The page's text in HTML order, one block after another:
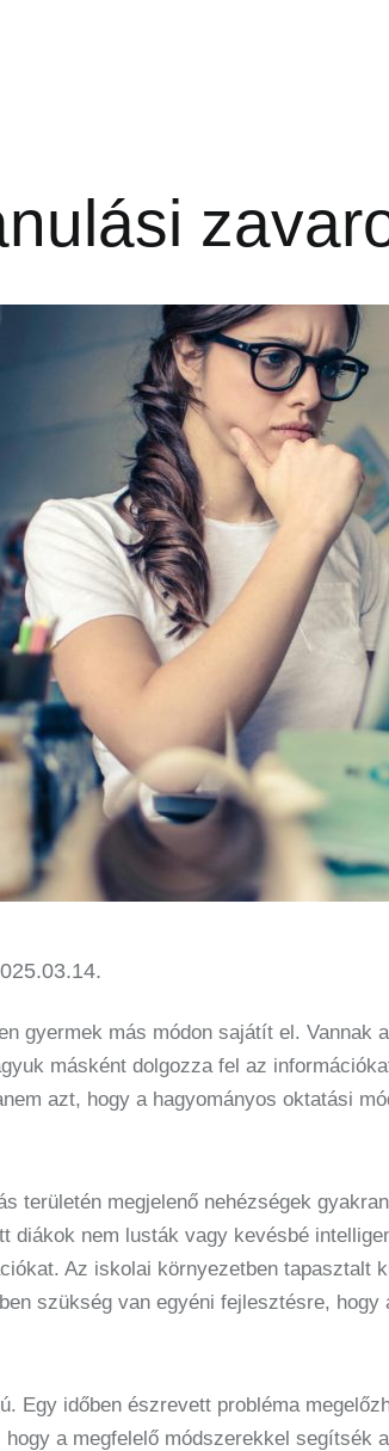
gyermek más módon sajátít el. Vannak
másként dolgozza fel az
azt, hogy a hagyományos oktatási
területén megjelenő nehézségek
diákok nem lusták vagy kevésbé
Az iskolai környezetben tapasztalt
szükség van egyéni fejlesztésre, hogy
Egy időben észrevett probléma
a megfelelő módszerekkel segítsék